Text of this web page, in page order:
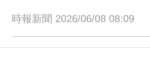
時報新聞 2026/06/08 08:09